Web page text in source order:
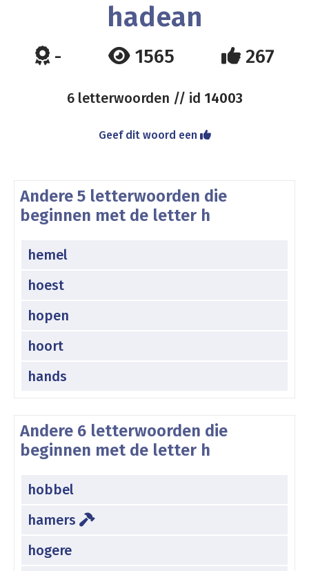
hadean
- 1565 267
6 letterwoorden // id 14003
Geef dit woord een
Andere 5 letterwoorden die
beginnen met de letter h
hemel
hoest
hopen
hoort
hands
Andere 6 letterwoorden die
beginnen met de letter h
hobbel
hamers
hogere